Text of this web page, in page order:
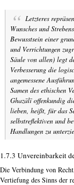
Letzteres
Wunsches und
Bewusstsein einer
und Verrichtungen
Säule von allen) legt
Verbesserung die
angemessene
Samen des ethischen
Ghazālī offenkundig
lieben, heißt, für das
selbstreflektiven und
Handlungen zu
1.7.3 Unvereinbarkeit
Die Verbindung von
Vertiefung des Sinns der